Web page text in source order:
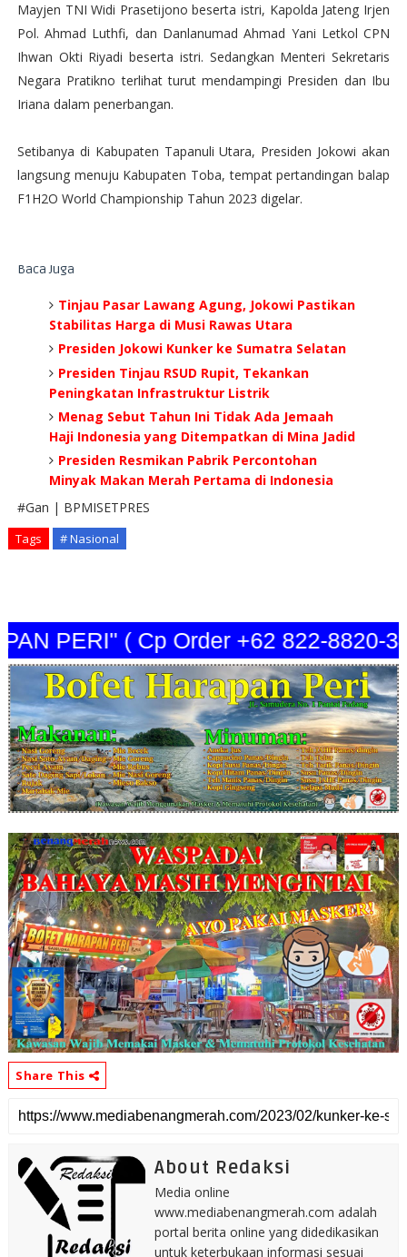
Mayjen TNI Widi Prasetijono beserta istri, Kapolda Jateng Irjen
Pol. Ahmad Luthfi, dan Danlanumad Ahmad Yani Letkol CPN
Ihwan Okti Riyadi beserta istri. Sedangkan Menteri Sekretaris
Negara Pratikno terlihat turut mendampingi Presiden dan Ibu
Iriana dalam penerbangan.
Setibanya di Kabupaten Tapanuli Utara, Presiden Jokowi akan
langsung menuju Kabupaten Toba, tempat pertandingan balap
F1H2O World Championship Tahun 2023 digelar.
Baca Juga
Tinjau Pasar Lawang Agung, Jokowi Pastikan
Stabilitas Harga di Musi Rawas Utara
Presiden Jokowi Kunker ke Sumatra Selatan
Presiden Tinjau RSUD Rupit, Tekankan
Peningkatan Infrastruktur Listrik
Menag Sebut Tahun Ini Tidak Ada Jemaah
Haji Indonesia yang Ditempatkan di Mina Jadid
Presiden Resmikan Pabrik Percontohan
Minyak Makan Merah Pertama di Indonesia
#Gan | BPMISETPRES
Tags # Nasional
PERI" ( Cp Order +62 822-
Share This
About Redaksi
Media online
www.mediabenangmerah.com adalah
portal berita online yang didedikasikan
untuk keterbukaan informasi sesuai